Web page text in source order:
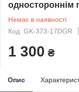
одностороннім
Немає в наявності
Код: GK-373-17DGR
1 300 ₴
Опис